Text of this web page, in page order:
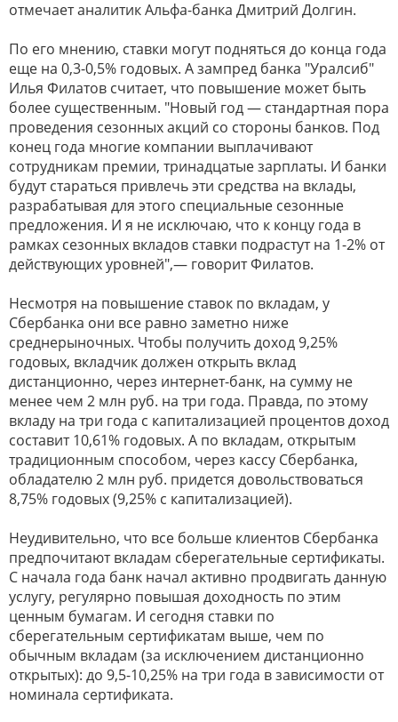
отмечает аналитик Альфа-банка Дмитрий Долгин.
По его мнению, ставки могут подняться до конца года
еще на 0,3-0,5% годовых. А зампред банка "Уралсиб"
Илья Филатов считает, что повышение может быть
более существенным. "Новый год — стандартная пора
проведения сезонных акций со стороны банков. Под
конец года многие компании выплачивают
сотрудникам премии, тринадцатые зарплаты. И банки
будут стараться привлечь эти средства на вклады,
разрабатывая для этого специальные сезонные
предложения. И я не исключаю, что к концу года в
рамках сезонных вкладов ставки подрастут на 1-2% от
действующих уровней",— говорит Филатов.
Несмотря на повышение ставок по вкладам, у
Сбербанка они все равно заметно ниже
среднерыночных. Чтобы получить доход 9,25%
годовых, вкладчик должен открыть вклад
дистанционно, через интернет-банк, на сумму не
менее чем 2 млн руб. на три года. Правда, по этому
вкладу на три года с капитализацией процентов доход
составит 10,61% годовых. А по вкладам, открытым
традиционным способом, через кассу Сбербанка,
обладателю 2 млн руб. придется довольствоваться
8,75% годовых (9,25% с капитализацией).
Неудивительно, что все больше клиентов Сбербанка
предпочитают вкладам сберегательные сертификаты.
С начала года банк начал активно продвигать данную
услугу, регулярно повышая доходность по этим
ценным бумагам. И сегодня ставки по
сберегательным сертификатам выше, чем по
обычным вкладам (за исключением дистанционно
открытых): до 9,5-10,25% на три года в зависимости от
номинала сертификата.